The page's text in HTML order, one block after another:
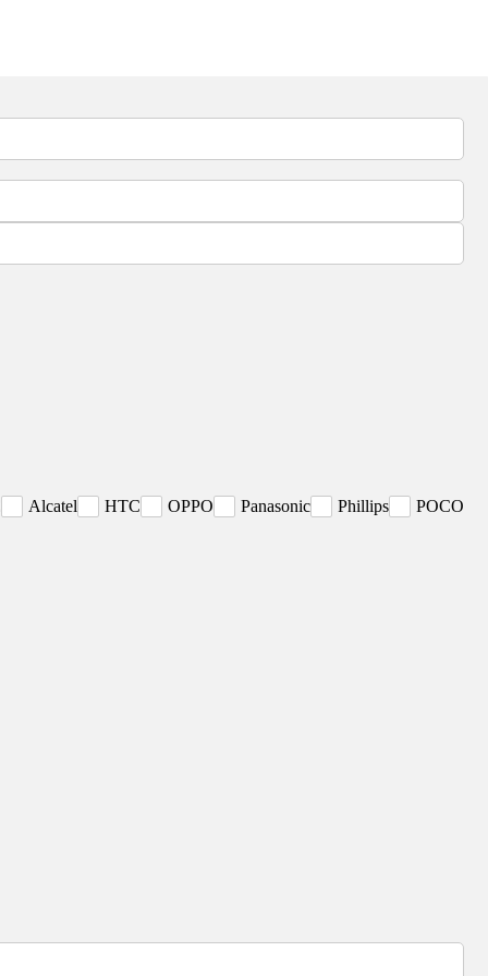
Alcatel HTC OPPO Panasonic Phillips
POCO